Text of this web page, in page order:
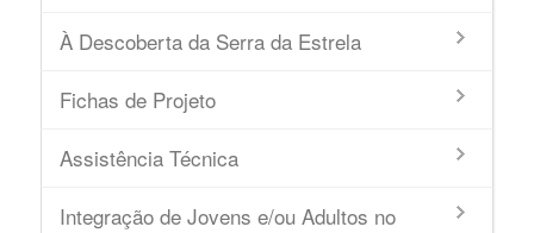
À Descoberta da Serra da Estrela
Fichas de Projeto
Assistência Técnica
Integração de Jovens e/ou Adultos no